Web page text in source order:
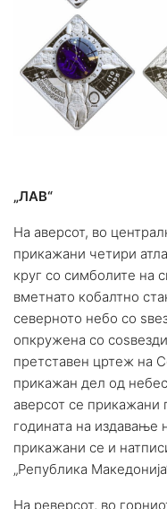
„ЛАВ“
На аверсот, во
прикажани четири
круг со симболите на
вметнато кобалтно
северното небо со
опкружена со
претставен цртеж на
прикажан дел од
аверсот се прикажани
годината на издавање
прикажани се и
„Република
На реверсот, во